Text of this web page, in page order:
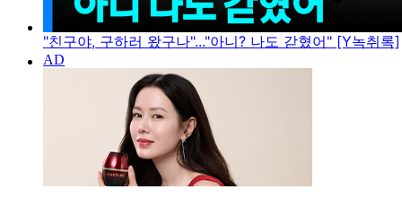
"친구야, 구하러 왔구나"..."아니? 나도 갇혔어" [Y녹취록]